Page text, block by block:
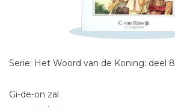
Serie: Het Woord van de Koning: deel 8
Gi-de-on zal
Titel *